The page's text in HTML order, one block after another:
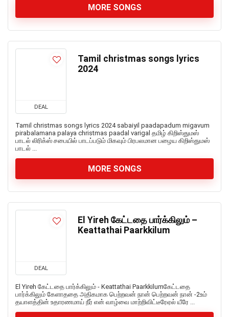
MORE SONGS
DEAL
Tamil christmas songs lyrics
2024
Tamil christmas songs lyrics 2024 sabaiyil paadapadum migavum
pirabalamana palaya christmas paadal varigal தமிழ் கிறிஸ்துமஸ்
பாடல் லிரிக்ஸ் சபையில் பாடப்படும் மிகவும் பிரபலமான பழைய கிறிஸ்துமஸ்
பாடல் ...
MORE SONGS
DEAL
El Yireh கேட்டதை பார்க்கிலும் –
Keattathai Paarkkilum
El Yireh கேட்டதை பார்க்கிலும் - Keattathai Paarkkilumகேட்டதை
பார்க்கிலும் கேளாததை அதிகமாக பெற்றவன் நான் பெற்றவன் நான் -2உம்
தயாளத்தின் உதாரணமாய் நீர் என் வாழ்வை மாற்றிவிட்டீரேஏல் யீரே ...